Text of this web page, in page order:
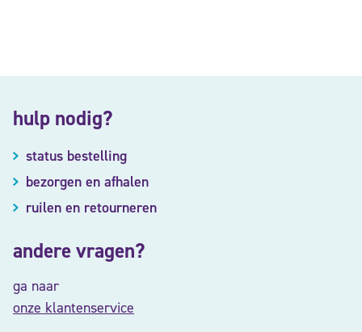
hulp nodig?
status bestelling
bezorgen en afhalen
ruilen en retourneren
andere vragen?
ga naar
onze klantenservice